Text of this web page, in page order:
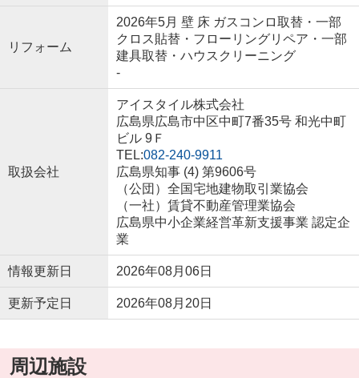
リフォーム
2026年5月 壁 床 ガスコンロ取替・一部
クロス貼替・フローリングリペア・一部
建具取替・ハウスクリーニング
-
取扱会社
アイスタイル株式会社
広島県広島市中区中町7番35号 和光中町
ビル 9Ｆ
TEL:082-240-9911
広島県知事 (4) 第9606号
（公団）全国宅地建物取引業協会
（一社）賃貸不動産管理業協会
広島県中小企業経営革新支援事業 認定企
業
情報更新日 2026年08月06日
更新予定日 2026年08月20日
周辺施設